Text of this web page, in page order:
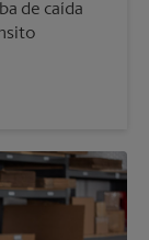
de caída